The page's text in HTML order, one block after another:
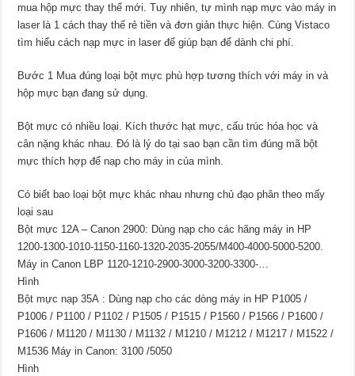
mua hộp mực thay thế mới. Tuy nhiên, tự mình nạp mực vào máy in
laser là 1 cách thay thế rẻ tiền và đơn giản thực hiện. Cùng Vistaco
tìm hiểu cách nạp mực in laser để giúp bạn để dành chi phí.
Bước 1 Mua đúng loại bột mực phù hợp tương thích với máy in và
hộp mực bạn đang sử dụng.
Bột mực có nhiều loại. Kích thước hạt mực, cấu trúc hóa học và
cân nặng khác nhau. Đó là lý do tại sao bạn cần tìm đúng mã bột
mực thích hợp để nạp cho máy in của mình.
Có biết bao loại bột mực khác nhau nhưng chủ đạo phân theo mấy
loại sau
Bột mực 12A – Canon 2900: Dùng nạp cho các hãng máy in HP
1200-1300-1010-1150-1160-1320-2035-2055/M400-4000-5000-5200.
Máy in Canon LBP 1120-1210-2900-3000-3200-3300-…
Hình
Bột mực nạp 35A : Dùng nạp cho các dòng máy in HP P1005 /
P1006 / P1100 / P1102 / P1505 / P1515 / P1560 / P1566 / P1600 /
P1606 / M1120 / M1130 / M1132 / M1210 / M1212 / M1217 / M1522 /
M1536 Máy in Canon: 3100 /5050
Hình